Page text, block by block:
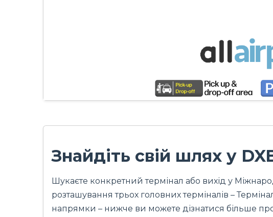
Знайдіть свій шлях у
Шукаєте конкретний термінал або вихід у
розташування трьох головних терміналів –
напрямки – нижче ви можете дізнатися більше